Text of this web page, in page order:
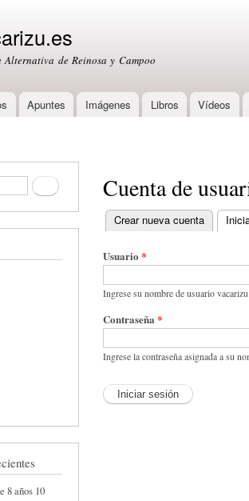
Alternativa de Reinosa y Campoo
Apuntes Imágenes Libros Vídeos
Buscar
8 años 10
Cuenta de
Primary tabs
Crear nueva cuenta
Usuario *
Ingrese su nombre de usuario
Contraseña *
Ingrese la contraseña asignada a su